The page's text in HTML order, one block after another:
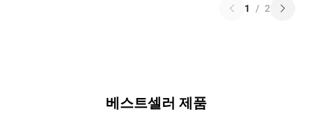
1 / 2
베스트셀러 제품